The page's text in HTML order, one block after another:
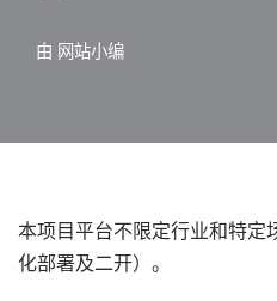
由 网站小编
本项目平台不限定行业和特定
化部署及二开）。